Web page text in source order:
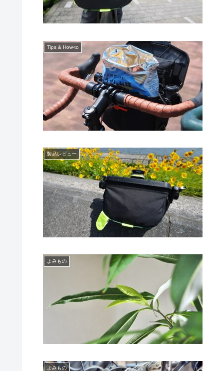
Tips & How-to
製品レビュー
よみもの
よみもの